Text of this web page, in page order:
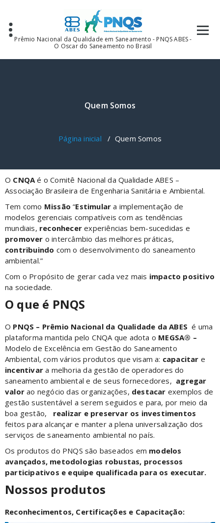
Prêmio Nacional da Qualidade em Saneamento - PNQS ABES -
O Oscar do Saneamento no Brasil
Quem Somos
Página inicial / Quem Somos
O CNQA é o Comitê Nacional da Qualidade ABES –
Associação Brasileira de Engenharia Sanitária e Ambiental.
Tem como Missão “Estimular a implementação de
modelos gerenciais compatíveis com as tendências
mundiais, reconhecer experiências bem-sucedidas e
promover o intercâmbio das melhores práticas,
contribuindo com o desenvolvimento do saneamento
ambiental.”
Com o Propósito de gerar cada vez mais impacto positivo
na sociedade.
O que é PNQS
O PNQS – Prêmio Nacional da Qualidade da ABES é uma
plataforma mantida pelo CNQA que adota o MEGSA®️ –
Modelo de Excelência em Gestão do Saneamento
Ambiental, com vários produtos que visam a: capacitar e
incentivar a melhoria da gestão de operadores do
saneamento ambiental e de seus fornecedores, agregar
valorao negócio das organizações, destacar exemplos de
gestão sustentável a serem seguidos e para, por meio da
boa gestão, realizar e preservar os investimentos
feitos para alcançar e manter a plena universalização dos
serviços de saneamento ambiental no país.
Os produtos do PNQS são baseados em modelos
avançados, metodologias robustas, processos
participativos e equipe qualificada para os executar.
Nossos produtos
Reconhecimentos, Certificações e Capacitação: